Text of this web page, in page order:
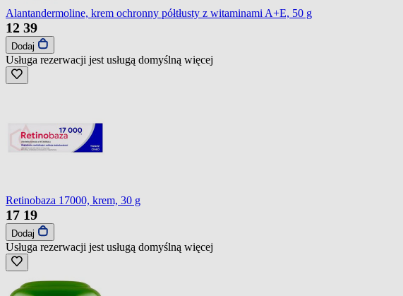
Alantandermoline, krem ochronny półtłusty z witaminami A+E, 50 g
12 39
Dodaj
Usługa rezerwacji jest usługą domyślną więcej
Retinobaza 17000, krem, 30 g
17 19
Dodaj
Usługa rezerwacji jest usługą domyślną więcej